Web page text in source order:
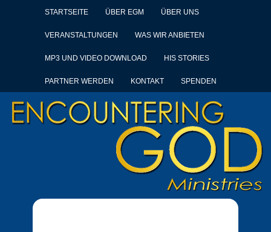
STARTSEITE ÜBER EGM ÜBER UNS
VERANSTALTUNGEN WAS WIR ANBIETEN
MP3 UND VIDEO DOWNLOAD HIS STORIES
PARTNER WERDEN KONTAKT SPENDEN